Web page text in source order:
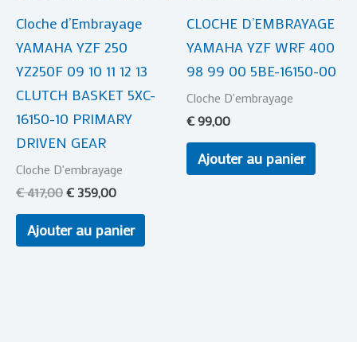
Cloche d’Embrayage
YAMAHA YZF 250
YZ250F 09 10 11 12 13
CLUTCH BASKET 5XC-
16150-10 PRIMARY
DRIVEN GEAR
Cloche D'embrayage
€417,00€ 359,00
Ajouter au panier
CLOCHE D’EMBRAYAGE
YAMAHA YZF WRF 400
98 99 00 5BE-16150-00
Cloche D'embrayage
€99,00
Ajouter au panier